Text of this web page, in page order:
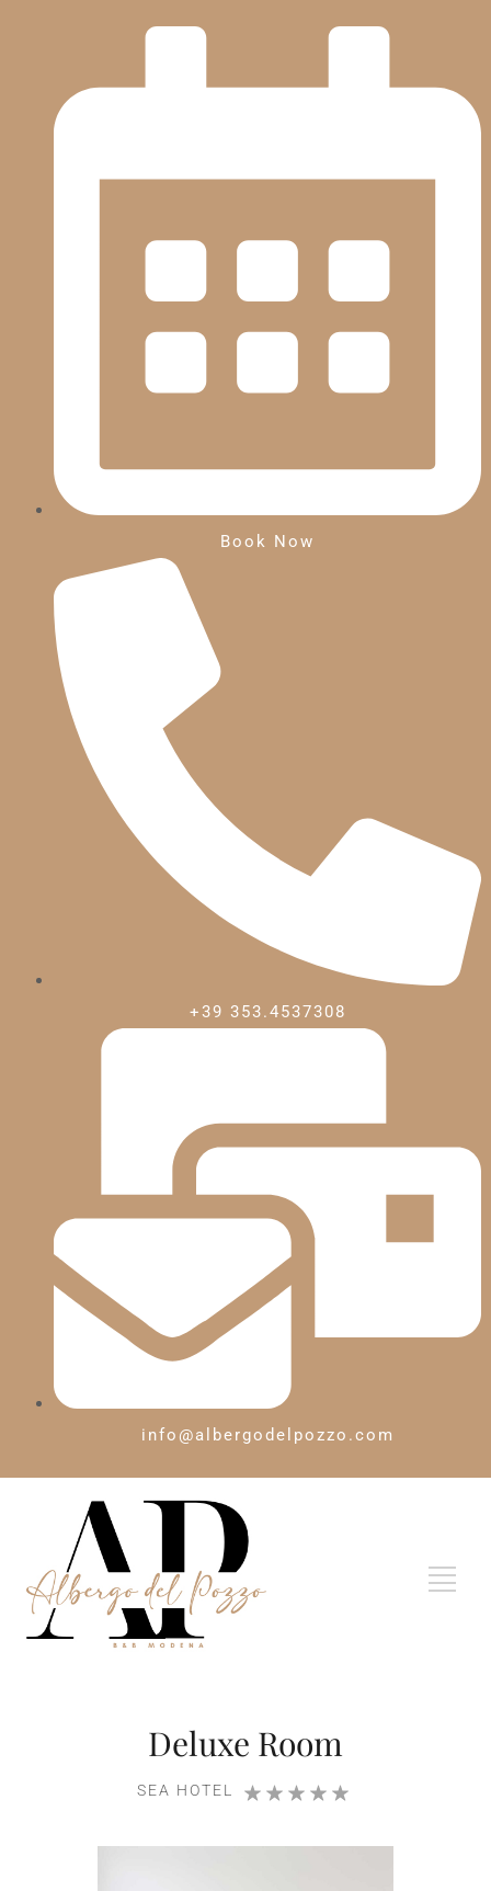
Book Now
+39 353.4537308
info@albergodelpozzo.com
Deluxe Room
SEA HOTEL